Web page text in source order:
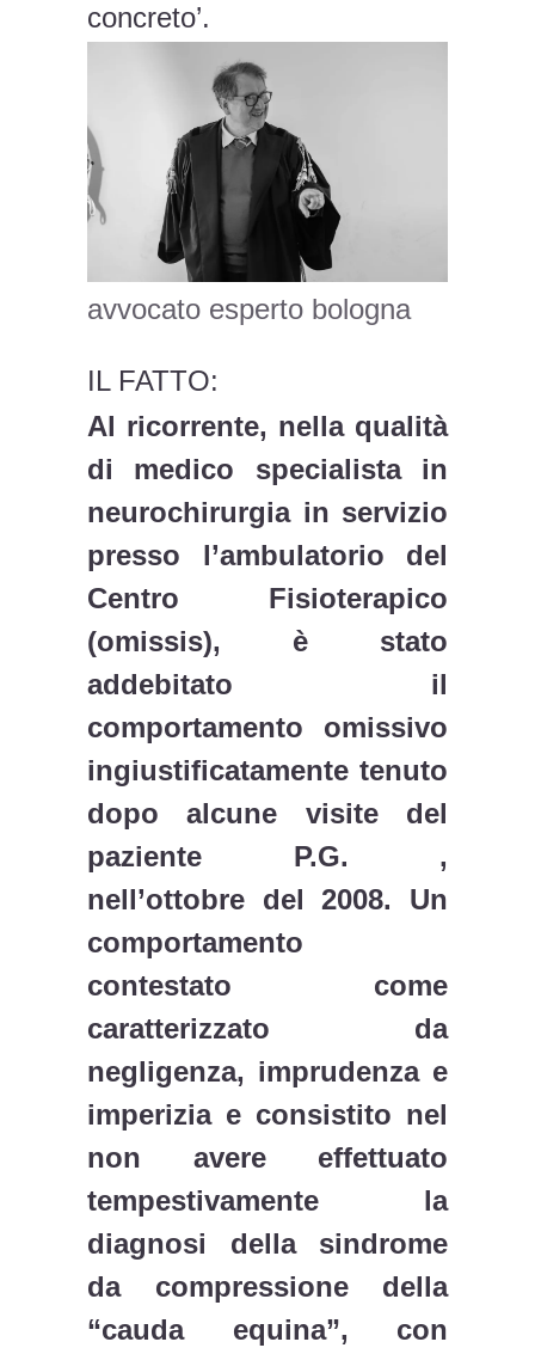
concreto’.
avvocato esperto bologna
IL FATTO:
Al ricorrente, nella qualità
di medico specialista in
neurochirurgia in servizio
presso l’ambulatorio del
Centro Fisioterapico
(omissis), è stato
addebitato il
comportamento omissivo
ingiustificatamente tenuto
dopo alcune visite del
paziente P.G. ,
nell’ottobre del 2008. Un
comportamento
contestato come
caratterizzato da
negligenza, imprudenza e
imperizia e consistito nel
non avere effettuato
tempestivamente la
diagnosi della sindrome
da compressione della
“cauda equina”, con